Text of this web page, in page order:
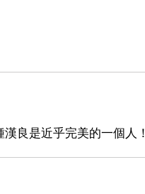
良是近乎完美的一個人！